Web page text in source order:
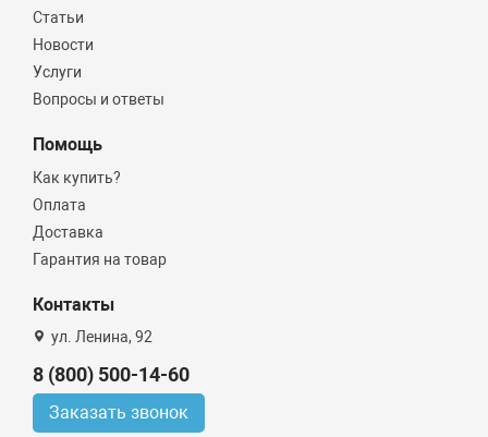
Статьи
Новости
Услуги
Вопросы и ответы
Помощь
Как купить?
Оплата
Доставка
Гарантия на товар
Контакты
ул. Ленина, 92
8 (800) 500-14-60
Заказать звонок